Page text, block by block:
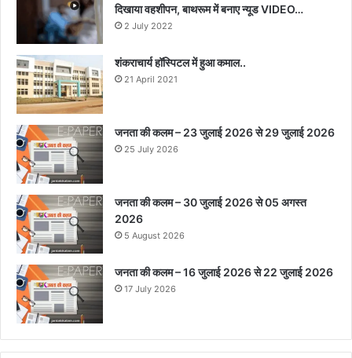
दिखाया वहशीपन, बाथरूम में बनाए न्यूड VIDEO…
2 July 2022
शंकराचार्य हॉस्पिटल में हुआ कमाल..
21 April 2021
जनता की कलम – 23 जुलाई 2026 से 29 जुलाई 2026
25 July 2026
जनता की कलम – 30 जुलाई 2026 से 05 अगस्त
2026
5 August 2026
जनता की कलम – 16 जुलाई 2026 से 22 जुलाई 2026
17 July 2026